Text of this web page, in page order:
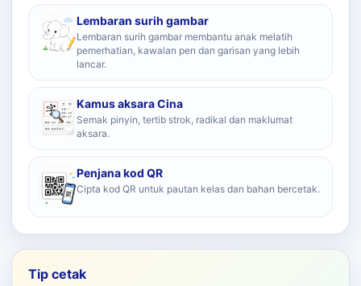
Lembaran surih gambar
Lembaran surih gambar membantu anak melatih
pemerhatian, kawalan pen dan garisan yang lebih
lancar.
Kamus aksara Cina
Semak pinyin, tertib strok, radikal dan maklumat
aksara.
Penjana kod QR
Cipta kod QR untuk pautan kelas dan bahan bercetak.
Tip cetak